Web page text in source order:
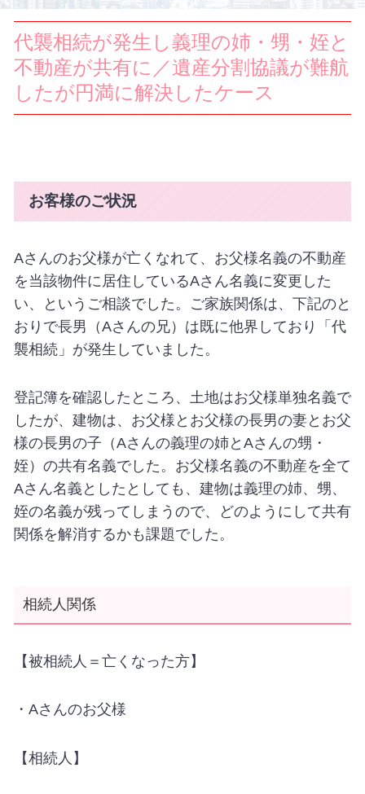
代襲相続が発生し義理の姉・甥・姪と
不動産が共有に／遺産分割協議が難航
したが円満に解決したケース
お客様のご状況
Aさんのお父様が亡くなれて、お父様名義の不動産
を当該物件に居住しているAさん名義に変更した
い、というご相談でした。ご家族関係は、下記のと
おりで長男（Aさんの兄）は既に他界しており「代
襲相続」が発生していました。
登記簿を確認したところ、土地はお父様単独名義で
したが、建物は、お父様とお父様の長男の妻とお父
様の長男の子（Aさんの義理の姉と Aさんの甥・
姪）の共有名義でした。お父様名義の不動産を全て
Aさん名義としたとしても、建物は義理の姉、甥、
姪の名義が残ってしまうので、どのようにして共有
関係を解消するかも課題でした。
相続人関係
【被相続人＝亡くなった方】
・ Aさんのお父様
【相続人】